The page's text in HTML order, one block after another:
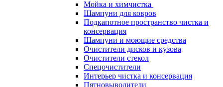
Мойка и химчистка
Шампуни для ковров
Подкапотное пространство чистка и
консервация
Шампуни и моющие средства
Очистители дисков и кузова
Очистители стекол
Спецочистители
Интерьер чистка и консервация
Пятновыводители